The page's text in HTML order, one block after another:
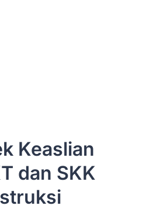
Keaslian
dan SKK